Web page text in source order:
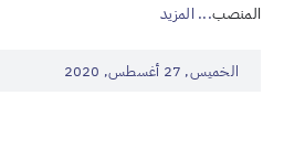
المنصب... المزيد
الخميس, 27 أغسطس, 2020